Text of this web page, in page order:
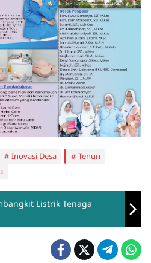
Inovasi Desa
Tenun
Listrik Tenaga